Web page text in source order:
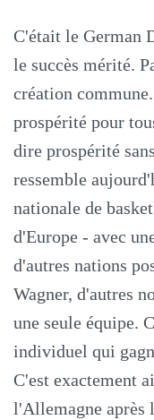
C'était le German
le succès mérité.
création
prospérité pour
dire prospérité
ressemble
nationale de
d'Europe - avec
d'autres nations
Wagner, d'autres
une seule équipe.
individuel qui
C'est exactement
l'Allemagne après